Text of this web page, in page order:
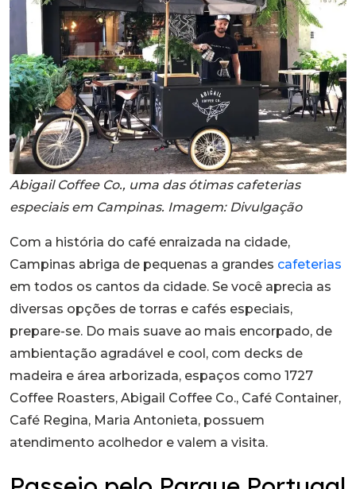
Abigail Coffee Co., uma das ótimas cafeterias
especiais em Campinas. Imagem: Divulgação
Com a história do café enraizada na cidade,
Campinas abriga de pequenas a grandes cafeterias
em todos os cantos da cidade. Se você aprecia as
diversas opções de torras e cafés especiais,
prepare-se. Do mais suave ao mais encorpado, de
ambientação agradável e cool, com decks de
madeira e área arborizada, espaços como 1727
Coffee Roasters, Abigail Coffee Co., Café Container,
Café Regina, Maria Antonieta, possuem
atendimento acolhedor e valem a visita.